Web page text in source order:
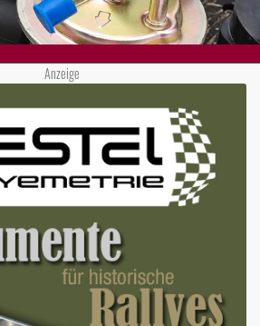
Anzeige